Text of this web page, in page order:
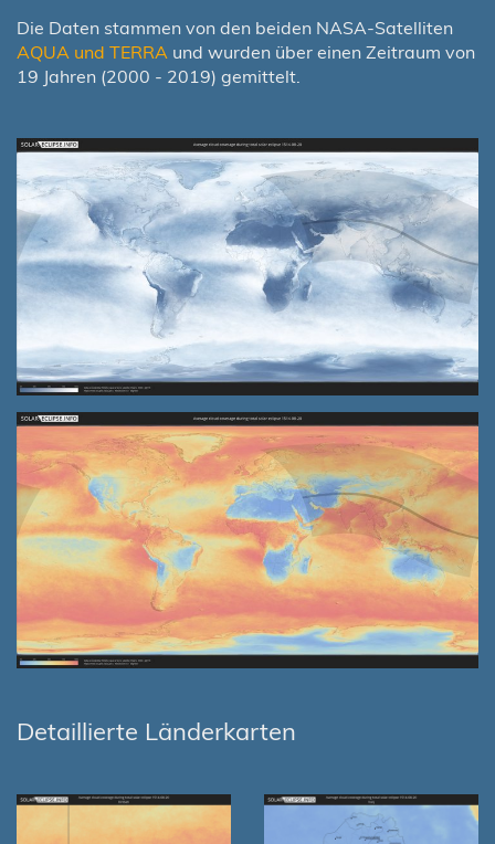
Die Daten stammen von den beiden NASA-Satelliten
AQUA und TERRA und wurden über einen Zeitraum von
19 Jahren (2000 - 2019) gemittelt.
Detaillierte Länderkarten